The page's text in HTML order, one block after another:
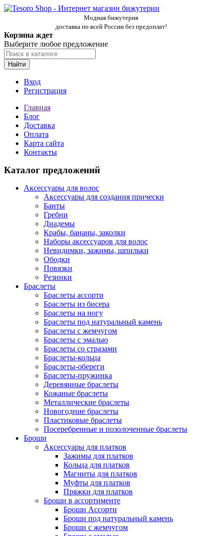
Модная бижутерия
доставка по всей России без предоплат!
Корзина ждет
Выберите любое предложение
Найти
Вход
Регистрация
Главная
Блог
Доставка
Оплата
Карта сайта
Контакты
Каталог предложений
Аксессуары для волос
Аксессуары для создания прически
Банты
Гребни
Диадемы
Крабы, бананы, заколки
Наборы аксессуаров для волос
Невидимки, зажимы, шпильки
Ободки
Повязки
Резинки
Браслеты
Браслеты ассорти
Браслеты из бисера
Браслеты на ногу
Браслеты под натуральный камень
Браслеты с жемчугом
Браслеты с эмалью
Браслеты со стразами
Браслеты-кольца
Браслеты-обереги
Браслеты-пружинка
Деревянные браслеты
Кожаные браслеты
Металлические браслеты
Новогодние браслеты
Пластиковые браслеты
Посеребренные и позолоченные браслеты
Броши
Аксессуары для платков
Зажимы для платков
Кольца для платков
Магниты для платков
Муфты для платков
Пряжки для платков
Броши в ассортименте
Броши Ассорти
Броши под натуральный камень
Броши с жемчугом